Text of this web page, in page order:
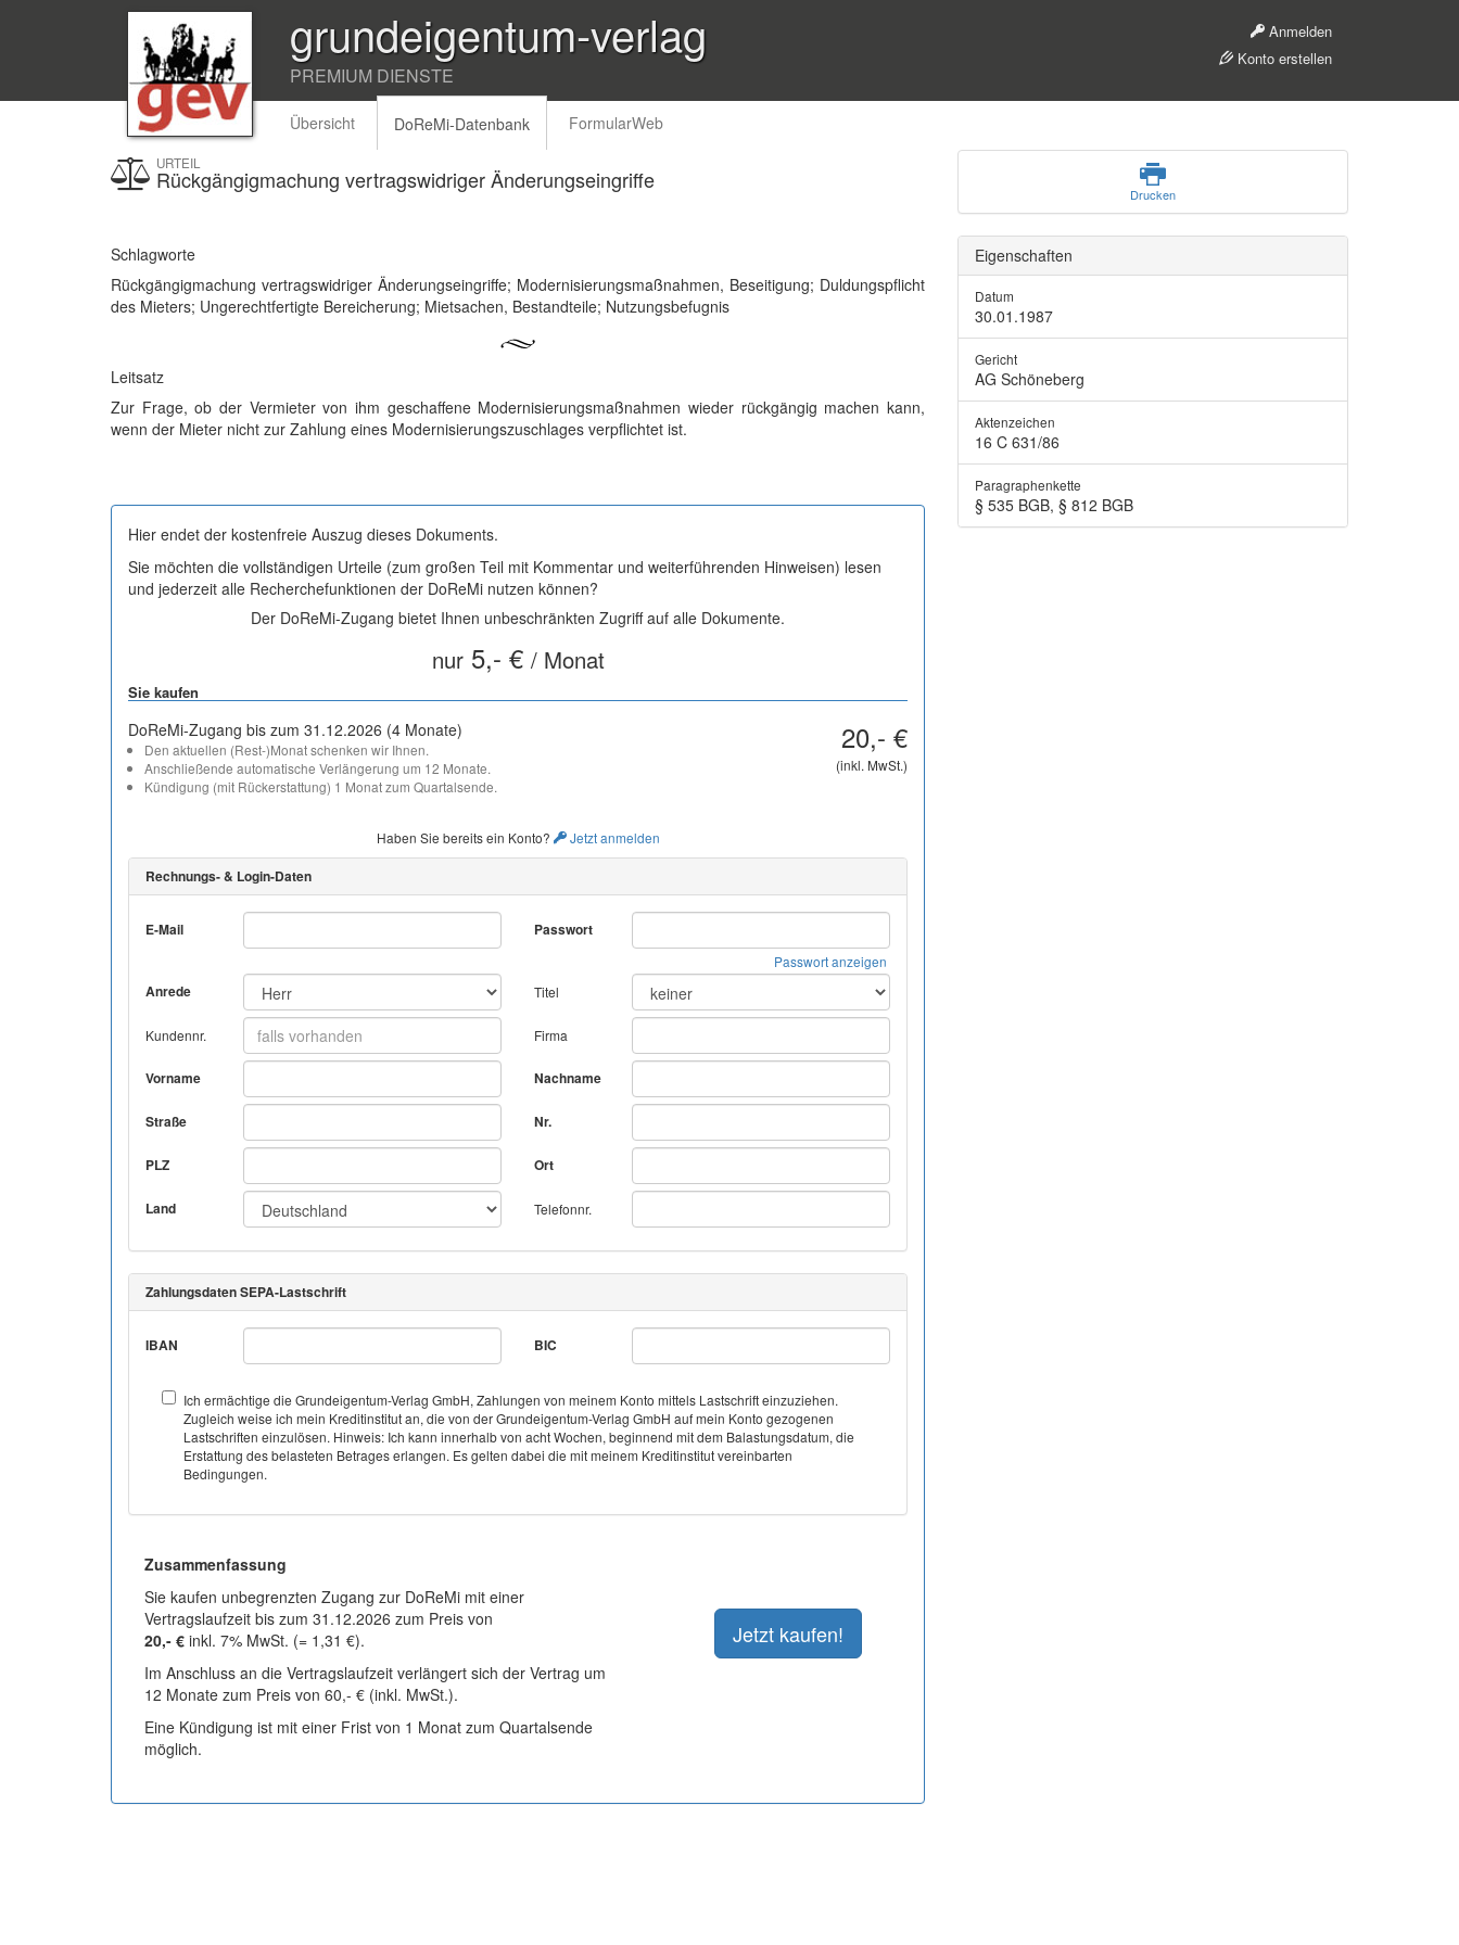
Anmelden
Konto erstellen
grundeigentum-verlag
PREMIUM DIENSTE
Übersicht DoReMi-Datenbank FormularWeb
URTEIL
Rückgängigmachung vertragswidriger Änderungseingriffe
Schlagworte
Rückgängigmachung vertragswidriger Änderungseingriffe; Modernisierungsmaßnahmen, Beseitigung; Duldungspflicht
des Mieters; Ungerechtfertigte Bereicherung; Mietsachen, Bestandteile; Nutzungsbefugnis
Leitsatz
Zur Frage, ob der Vermieter von ihm geschaffene Modernisierungsmaßnahmen wieder rückgängig machen kann,
wenn der Mieter nicht zur Zahlung eines Modernisierungszuschlages verpflichtet ist.
Hier endet der kostenfreie Auszug dieses Dokuments.
Sie möchten die vollständigen Urteile (zum großen Teil mit Kommentar und weiterführenden Hinweisen) lesen
und jederzeit alle Recherchefunktionen der DoReMi nutzen können?
Der DoReMi-Zugang bietet Ihnen unbeschränkten Zugriff auf alle Dokumente.
nur5,- € / Monat
Sie kaufen
DoReMi-Zugang bis zum 31.12.2026 (4 Monate)
Den aktuellen (Rest-)Monat schenken wir Ihnen.
Anschließende automatische Verlängerung um 12 Monate.
Kündigung (mit Rückerstattung) 1 Monat zum Quartalsende.
20,- €
(inkl. MwSt.)
Haben Sie bereits ein Konto? Jetzt anmelden
Rechnungs- & Login-Daten
E-Mail Passwort
Passwort anzeigen
Anrede Titel
Kundennr. Firma
Vorname Nachname
Straße Nr.
PLZ Ort
Land Telefonnr.
Zahlungsdaten SEPA-Lastschrift
IBAN BIC
Ich ermächtige die Grundeigentum-Verlag GmbH, Zahlungen von meinem Konto mittels Lastschrift einzuziehen.
Zugleich weise ich mein Kreditinstitut an, die von der Grundeigentum-Verlag GmbH auf mein Konto gezogenen
Lastschriften einzulösen. Hinweis: Ich kann innerhalb von acht Wochen, beginnend mit dem Balastungsdatum, die
Erstattung des belasteten Betrages erlangen. Es gelten dabei die mit meinem Kreditinstitut vereinbarten
Bedingungen.
Zusammenfassung
Sie kaufen unbegrenzten Zugang zur DoReMi mit einer
Vertragslaufzeit bis zum 31.12.2026 zum Preis von
20,- € inkl. 7% MwSt. (= 1,31 €).
Im Anschluss an die Vertragslaufzeit verlängert sich der Vertrag um
12 Monate zum Preis von 60,- € (inkl. MwSt.).
Eine Kündigung ist mit einer Frist von 1 Monat zum Quartalsende
möglich.
Drucken
Eigenschaften
Datum
30.01.1987
Gericht
AG Schöneberg
Aktenzeichen
16 C 631/86
Paragraphenkette
§ 535 BGB, § 812 BGB